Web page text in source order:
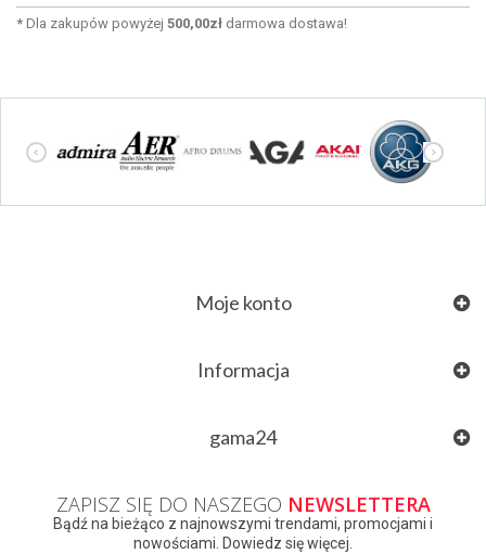
* Dla zakupów powyżej 500,00zł darmowa dostawa!
Moje konto
Informacja
gama24
ZAPISZ SIĘ DO NASZEGO NEWSLETTERA
Bądź na bieżąco z najnowszymi trendami, promocjami i
nowościami. Dowiedz się więcej.